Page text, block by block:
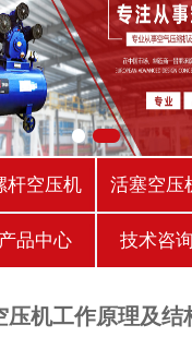
杆空压机 活塞空压
产品中心 技术咨询
压机工作原理及结